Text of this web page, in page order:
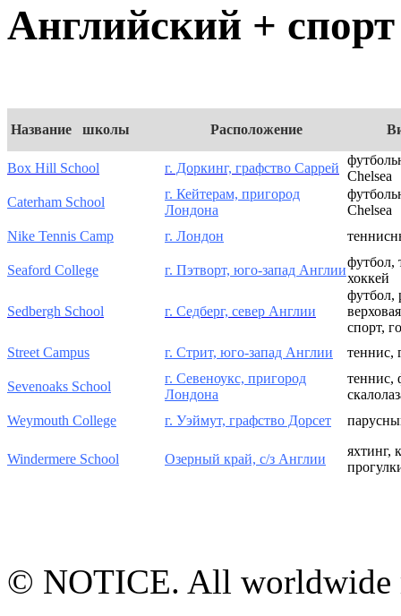
Английский + спорт
Название школы Расположение
Box Hill School г. Доркинг, графство Саррей
Chelsea
Caterham School
г. Кейтерам, пригород
Лондона
Chelsea
Nike Tennis Camp
г. Лондон
Seaford College г. Пэтворт, юго-запад Англии
футбол,
хоккей
Sedbergh School г. Седберг, север Англии
футбол,
спорт,
Street Campus
г. Стрит, юго-запад Англии теннис,
Sevenoaks School
г. Севеноукс, пригород
Лондона
теннис,
Weymouth College
г. Уэймут, графство Дорсет
Windermere School Озерный край, с/з Англии
яхтинг,
© NOTICE. All worldwide